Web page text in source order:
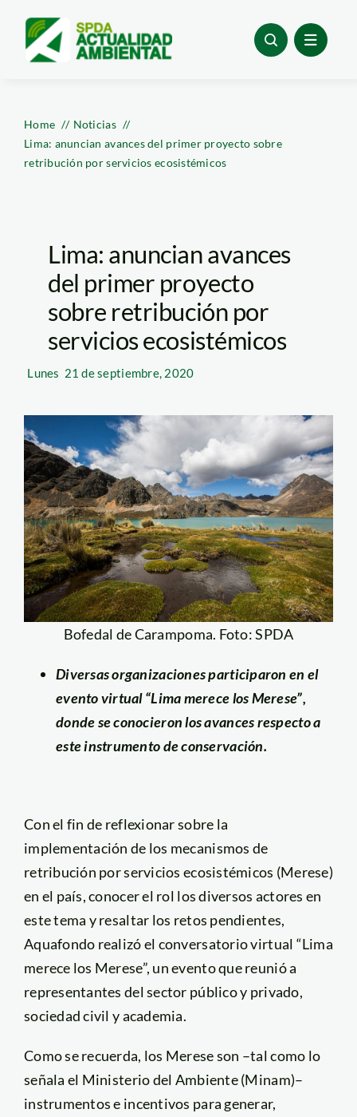
content
Home
Noticias
Lima: anuncian avances del primer proyecto sobre
retribución por servicios ecosistémicos
Lima: anuncian avances
del primer proyecto
sobre retribución por
servicios ecosistémicos
Lunes 21 de septiembre, 2020
Bofedal de Carampoma. Foto: SPDA
Diversas organizaciones participaron en el
evento virtual “Lima merece los Merese”,
donde se conocieron los avances respecto a
este instrumento de conservación.
Con el fin de reflexionar sobre la
implementación de los mecanismos de
retribución por servicios ecosistémicos (Merese)
en el país, conocer el rol los diversos actores en
este tema y resaltar los retos pendientes,
Aquafondo realizó el conversatorio virtual “Lima
merece los Merese”, un evento que reunió a
representantes del sector público y privado,
sociedad civil y academia.
Como se recuerda, los Merese son –tal como lo
señala el Ministerio del Ambiente (Minam)–
instrumentos e incentivos para generar,